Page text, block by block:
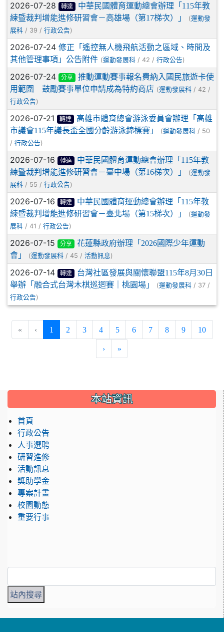
2026-07-28 轉達
中華民國體育運動總會辦理「115年教
練暨裁判增能進修研習會－高雄場（第17梯次）」
(運動發
展科 / 39 / 行政公告)
2026-07-24 修正「遙控無人機飛航活動之區域、時間及
其他管理事項」公告附件 (運動發展科 / 42 / 行政公告)
2026-07-24 分享
推動運動賽事報名費納入國民旅遊卡使
用範圍 鼓勵賽事單位申請成為特約商店 (運動發展科 / 42 /
行政公告)
2026-07-21 轉達
高雄市體育總會游泳委員會辦理「高雄
市議會115年議長盃全國分齡游泳錦標賽」
(運動發展科 / 50
/ 行政公告)
2026-07-16 轉達
中華民國體育運動總會辦理「115年教
練暨裁判增能進修研習會－臺中場（第16梯次）」
(運動發
展科 / 55 / 行政公告)
2026-07-16 轉達
中華民國體育運動總會辦理「115年教
練暨裁判增能進修研習會－臺北場（第15梯次）」
(運動發
展科 / 41 / 行政公告)
2026-07-15 分享
花蓮縣政府辦理「2026國際少年運動
會」
(運動發展科 / 45 / 活動訊息 )
2026-07-14 轉達
台灣社區發展與關懷聯盟115年8月30日
舉辦「融合式台灣木棋巡迴賽｜桃園場」
(運動發展科 / 37 /
行政公告)
« ‹ 1 (current)
2 3 4 5 6 7 8 9 10
› »
::: 本站資訊
首頁
行政公告
人事選聘
研習進修
活動訊息
獎助學金
專案計畫
校園動態
重要行事